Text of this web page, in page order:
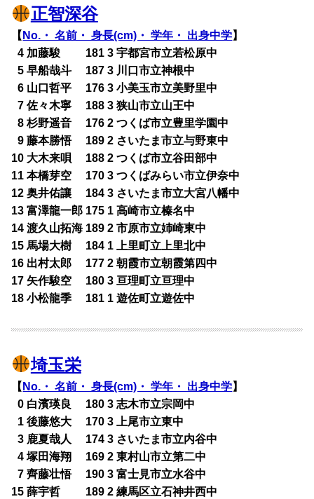
正智深谷
【 No.・ 名前・ 身長(cm)・ 学年・ 出身中学】
04 加藤駿 181 3 宇都宮市立若松原中
05 早船哉斗 187 3 川口市立神根中
06 山口哲平 176 3 小美玉市立美野里中
07 佐々木寧 188 3 狭山市立山王中
08 杉野遥音 176 2 つくば市立豊里学園中
09 藤本勝悟 189 2 さいたま市立与野東中
10 大木来唄 188 2 つくば市立谷田部中
11 本橋芽空 170 3 つくばみらい市立伊奈中
12 奥井佑讓 184 3 さいたま市立大宮八幡中
13 富澤龍一郎 175 1 高崎市立榛名中
14 渡久山拓海 189 2 市原市立姉崎東中
15 馬場大樹 184 1 上里町立上里北中
16 出村太郎 177 2 朝霞市立朝霞第四中
17 矢作駿空 180 3 亘理町立亘理中
18 小松龍季 181 1 遊佐町立遊佐中
埼玉栄
【 No.・ 名前・ 身長(cm)・ 学年・ 出身中学】
00 白濱瑛良 180 3 志木市立宗岡中
1 後藤悠大 170 3 上尾市立東中
03 鹿夏哉人 174 3 さいたま市立内谷中
04 塚田海翔 169 2 東村山市立第二中
07 齊藤壮悟 190 3 富士見市立水谷中
15 薛宇哲 189 2 練馬区立石神井西中